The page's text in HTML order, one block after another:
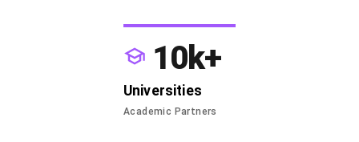
10k+
Universities
Academic Partners